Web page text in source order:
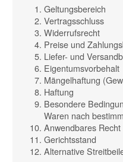
Geltungsbereich
Vertragsschluss
Widerrufsrecht
Preise und
Liefer- und
Eigentumsvorbehalt
Mängelhaftung
Haftung
Besondere
Waren nach
Anwendbares Recht
Gerichtsstand
Alternative